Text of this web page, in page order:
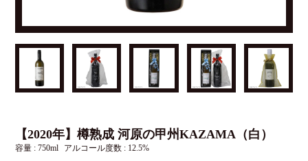
【2020年】樽熟成 河原の甲州KAZAMA（白）
容量 : 750ml アルコール度数 : 12.5%